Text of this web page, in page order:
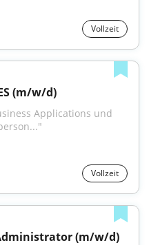
Vollzeit
(m/w/d)
Applications und
Vollzeit
(m/w/d)